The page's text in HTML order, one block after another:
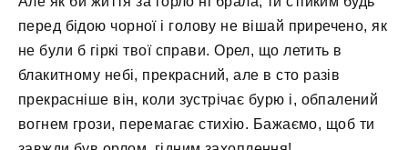
перед бідою чорної і голову не вішай приречено, як
не були б гіркі твої справи. Орел, що летить в
блакитному небі, прекрасний, але в сто разів
прекрасніше він, коли зустрічає бурю і, обпалений
вогнем грози, перемагає стихію. Бажаємо, щоб ти